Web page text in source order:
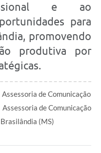
e ao
para
promovendo
produtiva por
Assessoria de Comunicação
Assessoria de Comunicação
Brasilândia (MS)